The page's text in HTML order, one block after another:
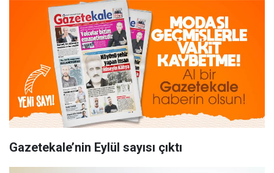
Gazetekale’nin Eylül sayısı çıktı